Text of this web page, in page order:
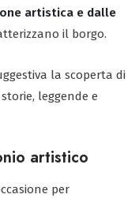
artistica e dalle
il borgo.
la scoperta di
leggende e
artistico
per